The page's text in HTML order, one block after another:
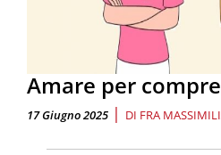
Amare per
17 Giugno 2025 | DI FRA